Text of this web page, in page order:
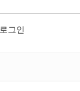
그인